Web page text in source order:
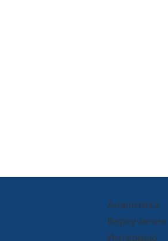
Аналитика
Вероучение
Интервью